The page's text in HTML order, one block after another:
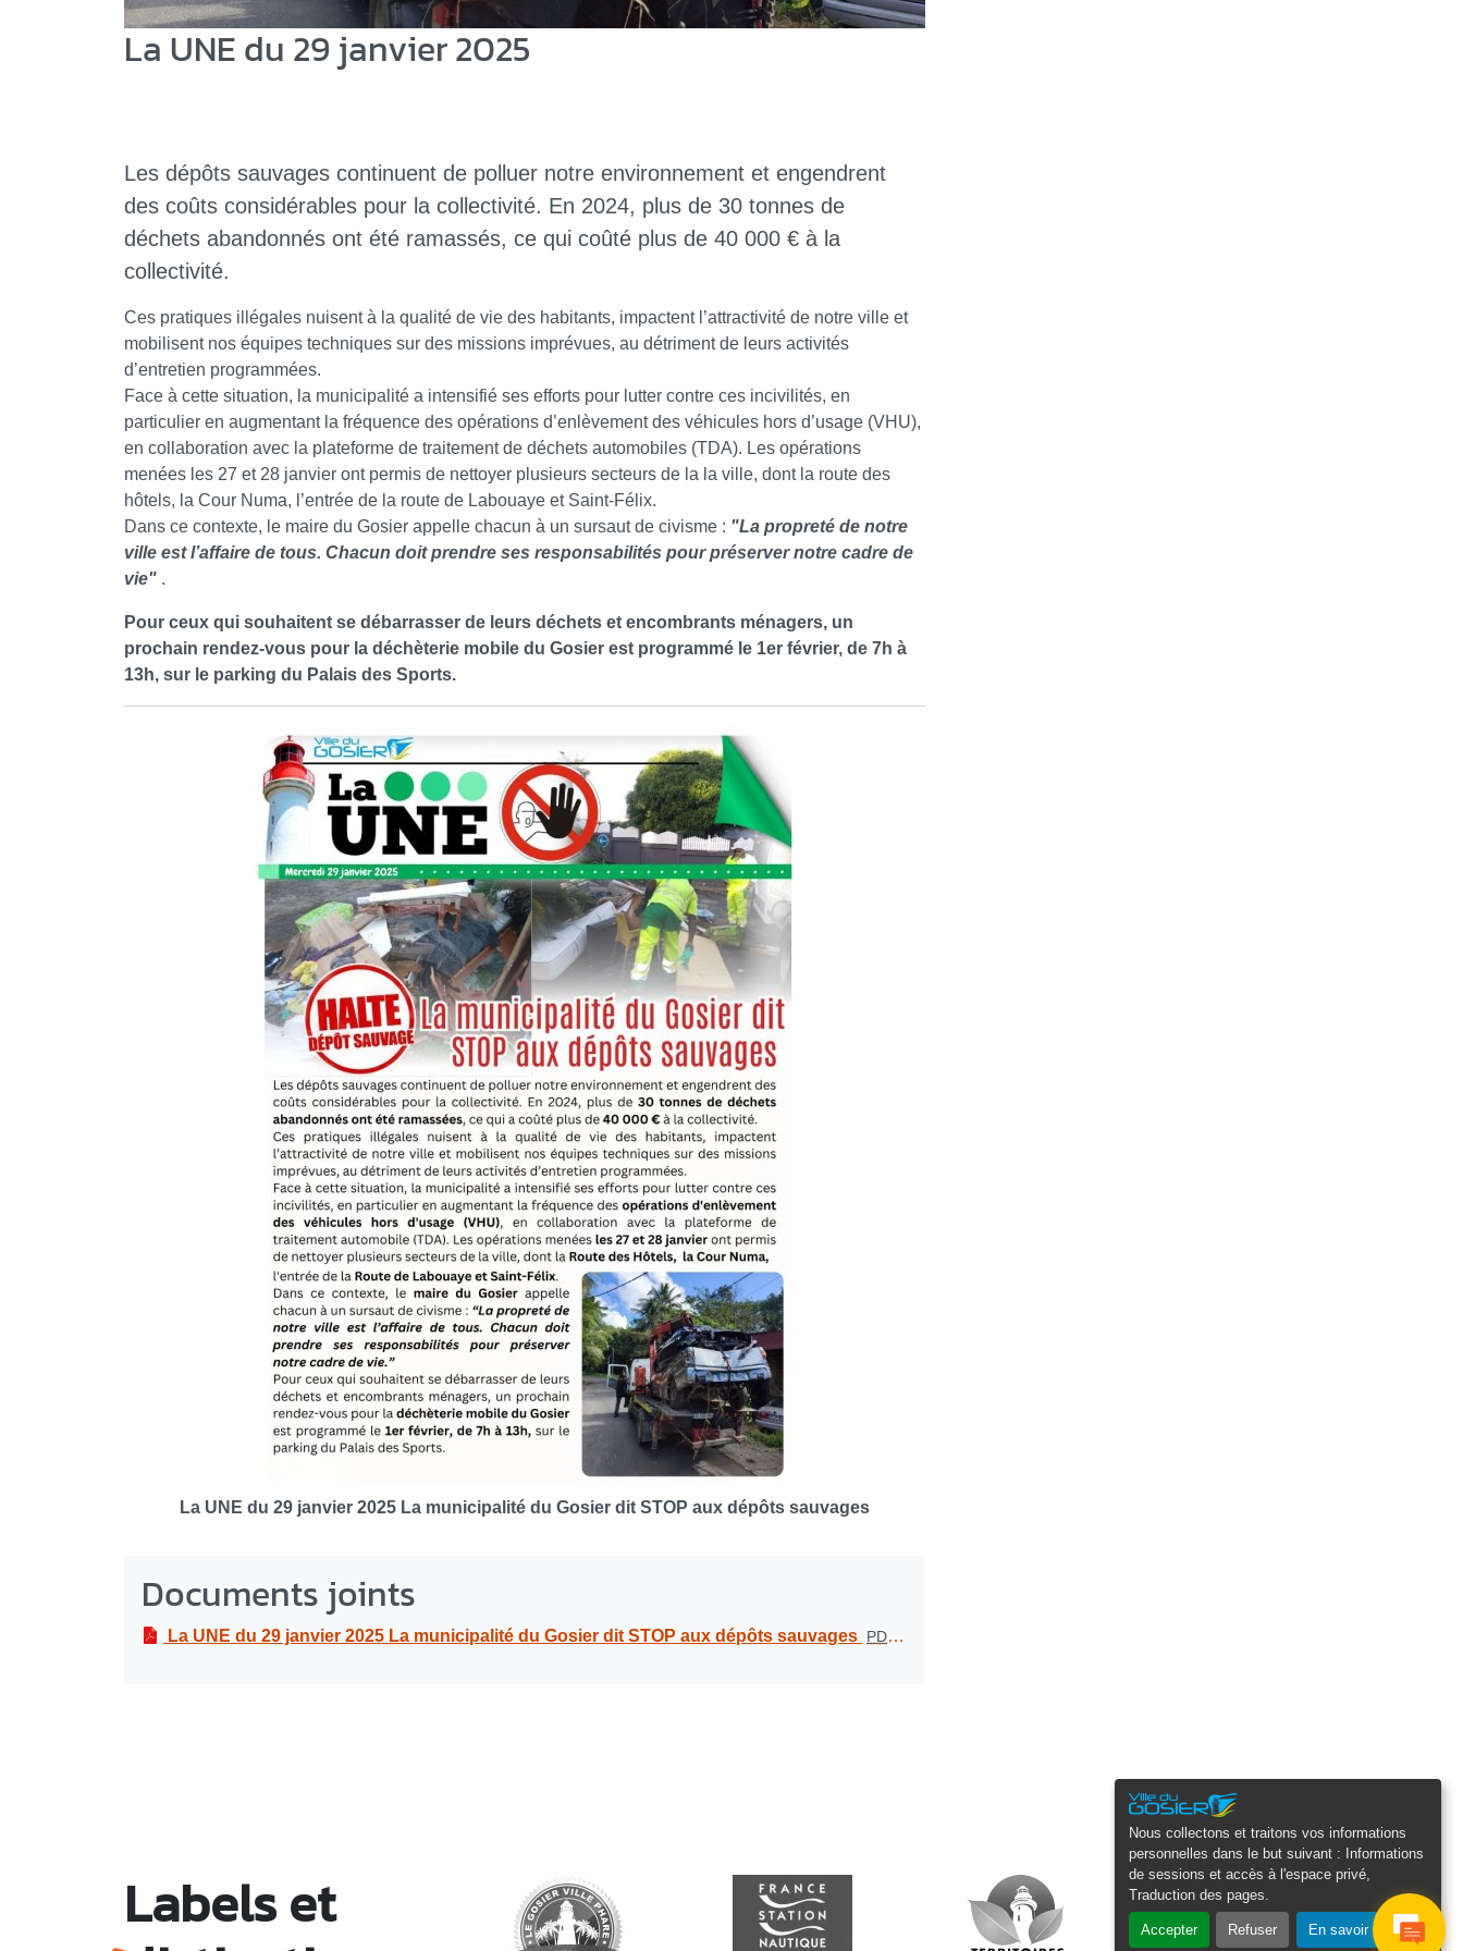
Nous collectons et traitons vos informations
personnelles dans le but suivant :
Informations
de sessions et accès à l'espace privé,
Traduction des pages
Accepter Refuser En savoir plus
La UNE du 29 janvier 2025
Les dépôts sauvages continuent de polluer notre environnement et engendrent
des coûts considérables pour la collectivité. En 2024, plus de 30 tonnes de
déchets abandonnés ont été ramassés, ce qui coûté plus de 40 000 € à la
collectivité.
Ces pratiques illégales nuisent à la qualité de vie des habitants, impactent l’attractivité de notre ville et
mobilisent nos équipes techniques sur des missions imprévues, au détriment de leurs activités
d’entretien programmées.
Face à cette situation, la municipalité a intensifié ses efforts pour lutter contre ces incivilités, en
particulier en augmentant la fréquence des opérations d’enlèvement des véhicules hors d’usage (VHU),
en collaboration avec la plateforme de traitement de déchets automobiles (TDA). Les opérations
menées les 27 et 28 janvier ont permis de nettoyer plusieurs secteurs de la la ville, dont la route des
hôtels, la Cour Numa, l’entrée de la route de Labouaye et Saint-Félix.
Dans ce contexte, le maire du Gosier appelle chacun à un sursaut de civisme : "La propreté de notre
ville est l’affaire de tous. Chacun doit prendre ses responsabilités pour préserver notre cadre de
vie" .
Pour ceux qui souhaitent se débarrasser de leurs déchets et encombrants ménagers, un
prochain rendez-vous pour la déchèterie mobile du Gosier est programmé le 1er février, de 7h à
13h, sur le parking du Palais des Sports.
La UNE du 29 janvier 2025 La municipalité du Gosier dit STOP aux dépôts sauvages
Documents joints
La UNE du 29 janvier 2025 La municipalité du Gosier dit STOP aux dépôts sauvages PDF -
Labels et